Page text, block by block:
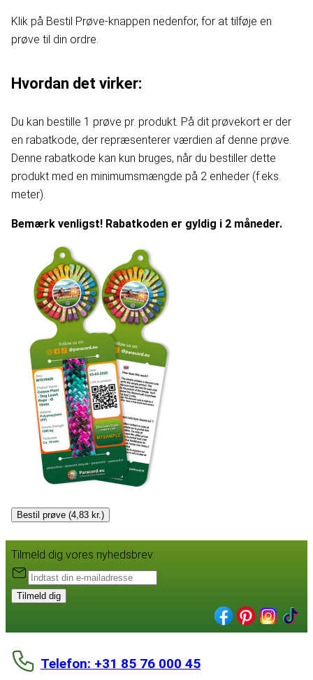
Klik på Bestil Prøve-knappen nedenfor, for at tilføje en
prøve til din ordre.
Hvordan det virker:
Du kan bestille 1 prøve pr. produkt. På dit prøvekort er der
en rabatkode, der repræsenterer værdien af denne prøve.
Denne rabatkode kan kun bruges, når du bestiller dette
produkt med en minimumsmængde på 2 enheder (f.eks.
meter).
Bemærk venligst! Rabatkoden er gyldig i 2 måneder.
Bestil prøve (4,83 kr.)
Tilmeld dig vores nyhedsbrev:
Tilmeld dig
Telefon: +31 85 76 000 45